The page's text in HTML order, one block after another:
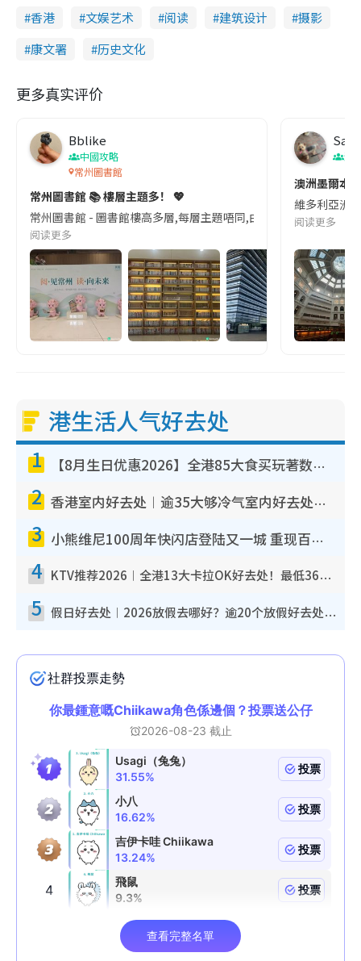
香港 文娱艺术 阅读 建筑设计
摄影
康文署
历史文化
更多真实评价
Bblike
中國攻略
常州圖書館
常州圖書館 📚 樓層主題多！ 💖
常州圖書館 - 圖書館樓高多層,每層主題唔同,由兒童閱讀到專業
阅读更多
澳
澳洲墨爾本
維多利亞洲
阅读更多
港生活人气好去处
1 【8月生日优惠2026】全港85大食买玩著数攻略 自助餐/火锅放题同行免费＋诚品/DONKI送现金券
2 香港室内好去处︱逾35大够冷气室内好去处推荐 室内活动免费避雨无惧下雨
3 小熊维尼100周年快闪店登陆又一城 重现百亩森林经典场景／独家限定盲盒登场／专属DIY香水
4 KTV推荐2026︱全港13大卡拉OK好去处！最低36元起 日语歌都有！(附地址+收费详情)
5 假日好去处︱2026放假去哪好？逾20个放假好去处郊外/秘境 休闲半日或一日游